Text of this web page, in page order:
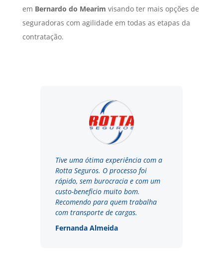
em Bernardo do Mearim visando ter mais opções de
seguradoras com agilidade em todas as etapas da
contratação.
Tive uma ótima experiência com a
Rotta Seguros. O processo foi
rápido, sem burocracia e com um
custo-benefício muito bom.
Recomendo para quem trabalha
com transporte de cargas.
Fernanda Almeida